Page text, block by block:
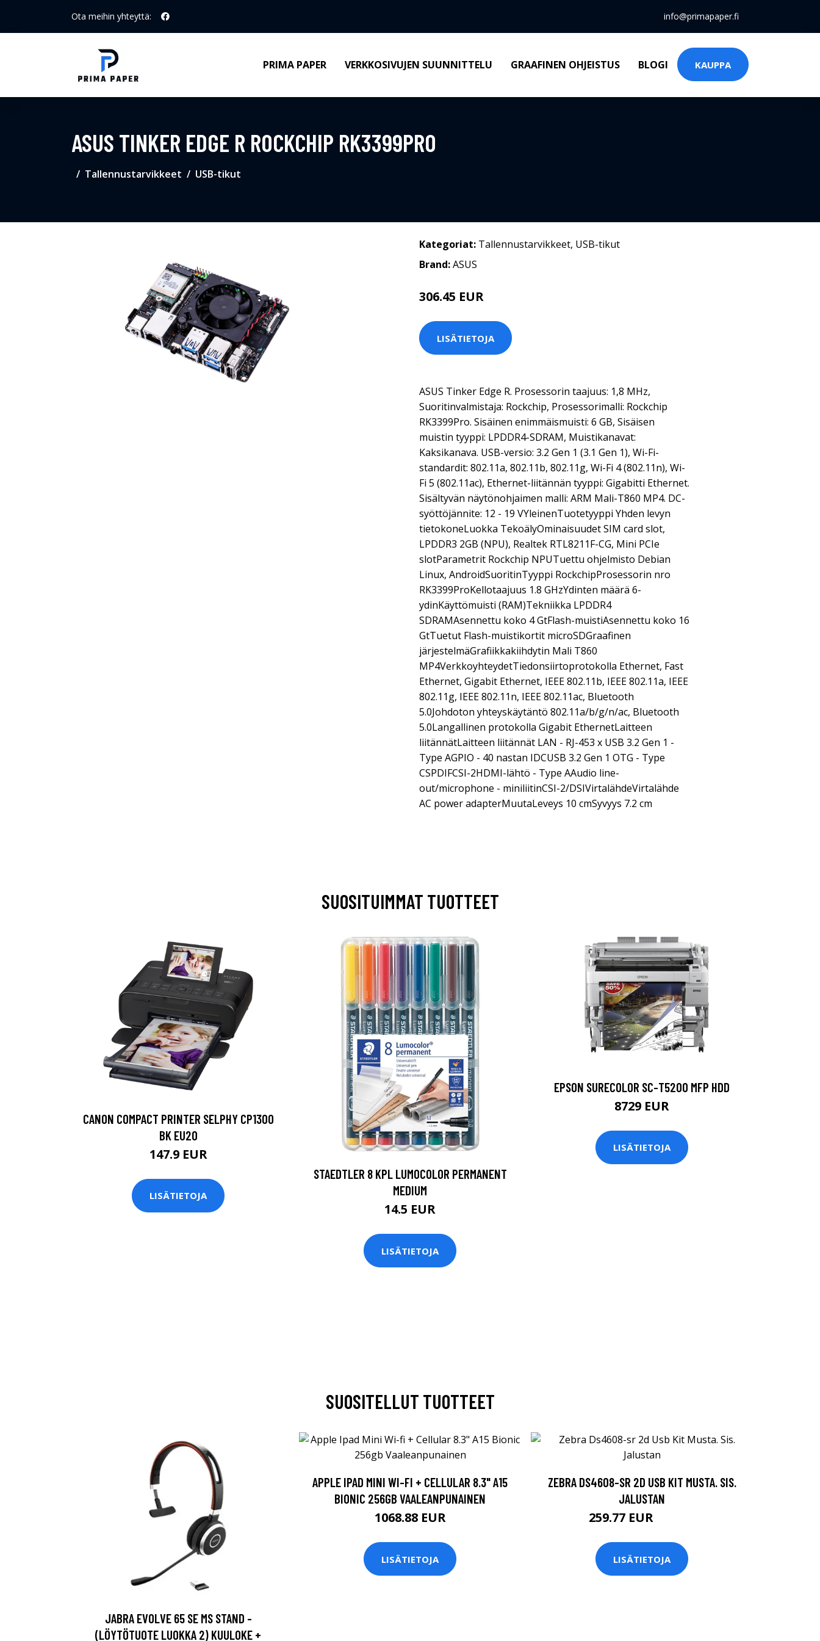
Ota meihin yhteyttä: info@primapaper.fi
PRIMA PAPER VERKKOSIVUJEN SUUNNITTELU GRAAFINEN OHJEISTUS BLOGI KAUPPA
ASUS TINKER EDGE R ROCKCHIP RK3399PRO
Tallennustarvikkeet USB-tikut
Kategoriat: Tallennustarvikkeet, USB-tikut
Brand:ASUS
306.45 EUR
LISÄTIETOJA
ASUS Tinker Edge R. Prosessorin taajuus: 1,8 MHz,
Suoritinvalmistaja: Rockchip, Prosessorimalli: Rockchip
RK3399Pro. Sisäinen enimmäismuisti: 6 GB, Sisäisen
muistin tyyppi: LPDDR4-SDRAM, Muistikanavat:
Kaksikanava. USB-versio: 3.2 Gen 1 (3.1 Gen 1), Wi-Fi-
standardit: 802.11a, 802.11b, 802.11g, Wi-Fi 4 (802.11n), Wi-
Fi 5 (802.11ac), Ethernet-liitännän tyyppi: Gigabitti Ethernet.
Sisältyvän näytönohjaimen malli: ARM Mali-T860 MP4. DC-
syöttöjännite: 12 - 19 VYleinenTuotetyyppi Yhden levyn
tietokoneLuokka TekoälyOminaisuudet SIM card slot,
LPDDR3 2GB (NPU), Realtek RTL8211F-CG, Mini PCIe
slotParametrit Rockchip NPUTuettu ohjelmisto Debian
Linux, AndroidSuoritinTyyppi RockchipProsessorin nro
RK3399ProKellotaajuus 1.8 GHzYdinten määrä 6-
ydinKäyttömuisti (RAM)Tekniikka LPDDR4
SDRAMAsennettu koko 4 GtFlash-muistiAsennettu koko 16
GtTuetut Flash-muistikortit microSDGraafinen
järjestelmäGrafiikkakiihdytin Mali T860
MP4VerkkoyhteydetTiedonsiirtoprotokolla Ethernet, Fast
Ethernet, Gigabit Ethernet, IEEE 802.11b, IEEE 802.11a, IEEE
802.11g, IEEE 802.11n, IEEE 802.11ac, Bluetooth
5.0Johdoton yhteyskäytäntö 802.11a/b/g/n/ac, Bluetooth
5.0Langallinen protokolla Gigabit EthernetLaitteen
liitännätLaitteen liitännät LAN - RJ-453 x USB 3.2 Gen 1 -
Type AGPIO - 40 nastan IDCUSB 3.2 Gen 1 OTG - Type
CSPDIFCSI-2HDMI-lähtö - Type AAudio line-
out/microphone - miniliitinCSI-2/DSIVirtalähdeVirtalähde
AC power adapterMuutaLeveys 10 cmSyvyys 7.2 cm
SUOSITUIMMAT TUOTTEET
CANON COMPACT PRINTER SELPHY CP1300
BK EU20
147.9 EUR
LISÄTIETOJA
STAEDTLER 8 KPL LUMOCOLOR PERMANENT
MEDIUM
14.5 EUR
LISÄTIETOJA
EPSON SURECOLOR SC-T5200 MFP HDD
8729 EUR
LISÄTIETOJA
SUOSITELLUT TUOTTEET
JABRA EVOLVE 65 SE MS STAND -
(LÖYTÖTUOTE LUOKKA 2) KUULOKE +
APPLE IPAD MINI WI-FI + CELLULAR 8.3" A15
BIONIC 256GB VAALEANPUNAINEN
1068.88 EUR
LISÄTIETOJA
ZEBRA DS4608-SR 2D USB KIT MUSTA. SIS.
JALUSTAN
259.77 EUR
LISÄTIETOJA